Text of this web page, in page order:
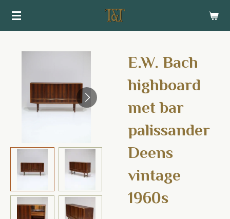
Ga
E.W. Bach
highboard
met bar
palissander
Deens
vintage
1960s